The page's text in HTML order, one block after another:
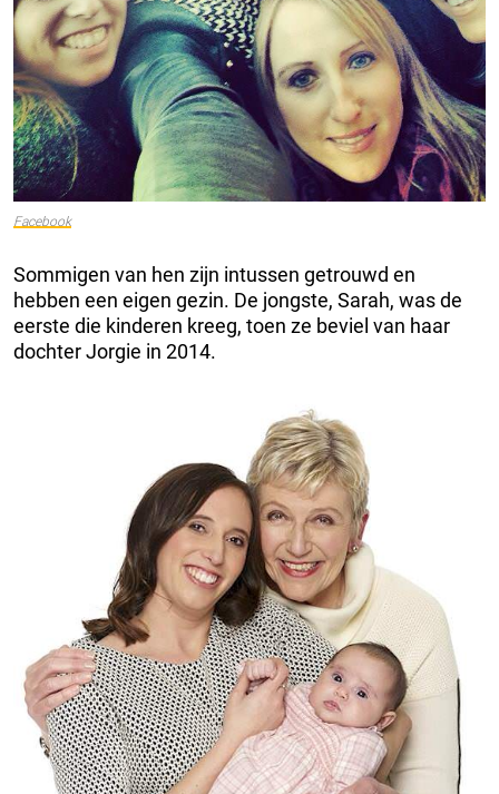
Facebook
Sommigen van hen zijn intussen getrouwd en
hebben een eigen gezin. De jongste, Sarah, was de
eerste die kinderen kreeg, toen ze beviel van haar
dochter Jorgie in 2014.